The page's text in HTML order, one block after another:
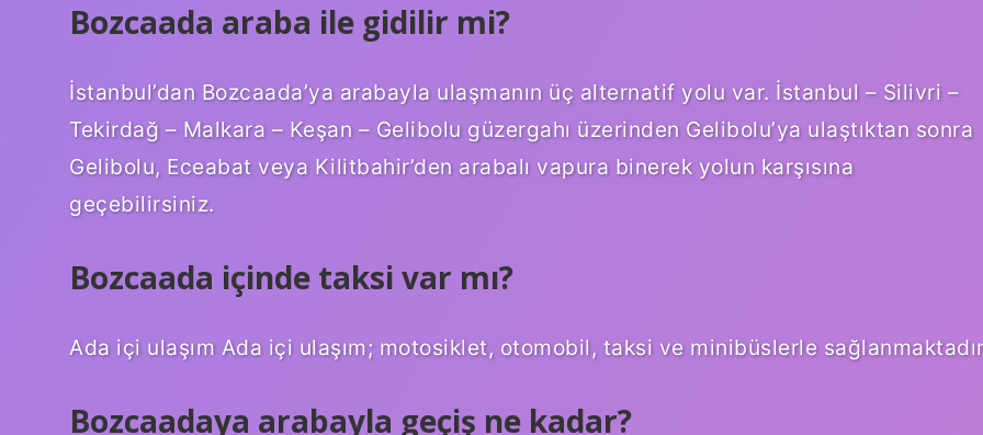
Bozcaada araba ile gidilir mi?
İstanbul’dan Bozcaada’ya arabayla ulaşmanın üç alternatif yolu var. İstanbul – Silivri –
Tekirdağ – Malkara – Keşan – Gelibolu güzergahı üzerinden Gelibolu’ya ulaştıktan sonra
Gelibolu, Eceabat veya Kilitbahir’den arabalı vapura binerek yolun karşısına
geçebilirsiniz.
Bozcaada içinde taksi var mı?
Ada içi ulaşım Ada içi ulaşım; motosiklet, otomobil, taksi ve minibüslerle
Bozcaadaya arabayla geçiş ne kadar?